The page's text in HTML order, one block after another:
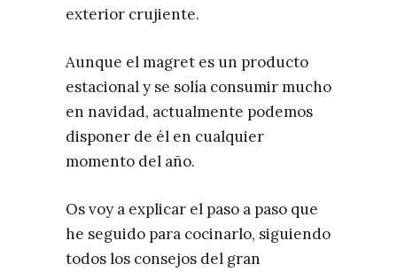
exterior crujiente.
Aunque el magret es un producto
estacional y se solía consumir mucho
en navidad, actualmente podemos
disponer de él en cualquier
momento del año.
Os voy a explicar el paso a paso que
he seguido para cocinarlo, siguiendo
todos los consejos del gran